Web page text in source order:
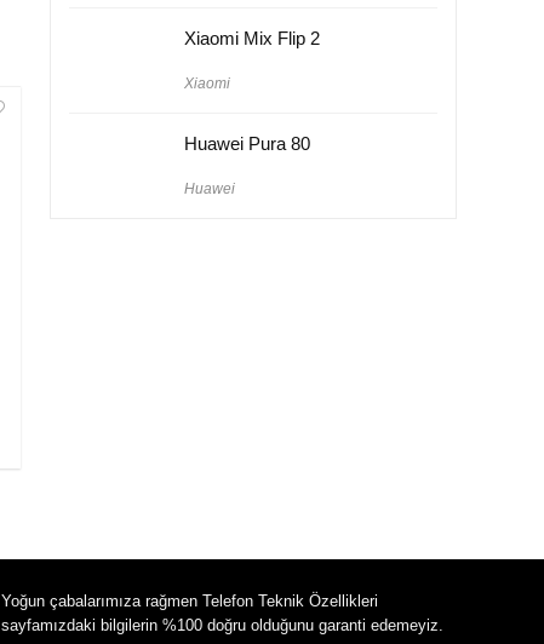
Xiaomi Mix Flip 2
Xiaomi
Huawei Pura 80
Huawei
Yoğun çabalarımıza rağmen Telefon Teknik Özellikleri
sayfamızdaki bilgilerin %100 doğru olduğunu garanti edemeyiz.